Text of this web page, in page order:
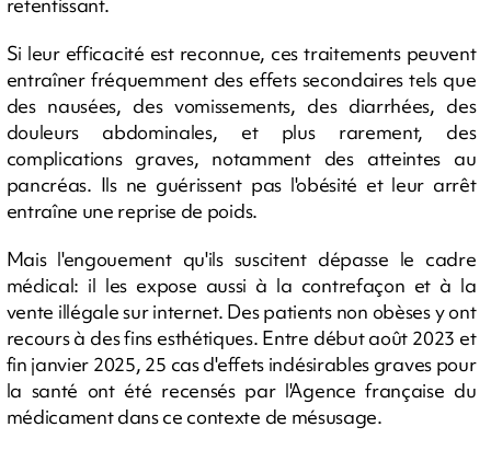
Si leur efficacité est reconnue, ces traitements peuvent
entraîner fréquemment des effets secondaires tels que
des nausées, des vomissements, des diarrhées, des
douleurs abdominales, et plus rarement, des
complications graves, notamment des atteintes au
pancréas. Ils ne guérissent pas l'obésité et leur arrêt
entraîne une reprise de poids.
Mais l'engouement qu'ils suscitent dépasse le cadre
médical: il les expose aussi à la contrefaçon et à la
vente illégale sur internet. Des patients non obèses y ont
recours à des fins esthétiques. Entre début août 2023 et
fin janvier 2025, 25 cas d'effets indésirables graves pour
la santé ont été recensés par l'Agence française du
médicament dans ce contexte de mésusage.